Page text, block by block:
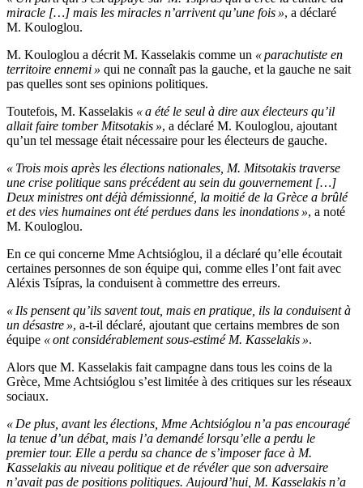
miracle […] mais les miracles n’arrivent qu’une fois », a déclaré
M. Kouloglou.
M. Kouloglou a décrit M. Kasselakis comme un « parachutiste en
territoire ennemi » qui ne connaît pas la gauche, et la gauche ne sait
pas quelles sont ses opinions politiques.
Toutefois, M. Kasselakis « a été le seul à dire aux électeurs qu’il
allait faire tomber Mitsotakis », a déclaré M. Kouloglou, ajoutant
qu’un tel message était nécessaire pour les électeurs de gauche.
« Trois mois après les élections nationales, M. Mitsotakis traverse
une crise politique sans précédent au sein du gouvernement […]
Deux ministres ont déjà démissionné, la moitié de la Grèce a brûlé
et des vies humaines ont été perdues dans les inondations », a noté
M. Kouloglou.
En ce qui concerne Mme Achtsióglou, il a déclaré qu’elle écoutait
certaines personnes de son équipe qui, comme elles l’ont fait avec
Aléxis Tsípras, la conduisent à commettre des erreurs.
« Ils pensent qu’ils savent tout, mais en pratique, ils la conduisent à
un désastre », a-t-il déclaré, ajoutant que certains membres de son
équipe « ont considérablement sous-estimé M. Kasselakis ».
Alors que M. Kasselakis fait campagne dans tous les coins de la
Grèce, Mme Achtsióglou s’est limitée à des critiques sur les réseaux
sociaux.
« De plus, avant les élections, Mme Achtsióglou n’a pas encouragé
la tenue d’un débat, mais l’a demandé lorsqu’elle a perdu le
premier tour. Elle a perdu sa chance de s’imposer face à M.
Kasselakis au niveau politique et de révéler que son adversaire
n’avait pas de positions politiques. Aujourd’hui, M. Kasselakis n’a